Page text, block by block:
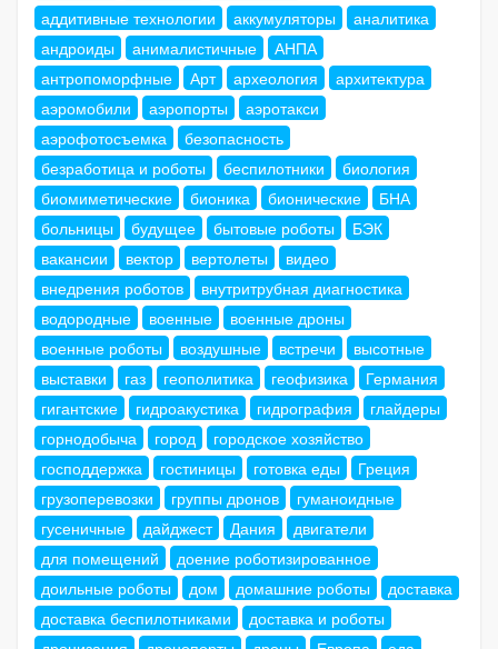
аддитивные технологии
аккумуляторы
аналитика
андроиды
анималистичные
АНПА
антропоморфные
Арт археология
архитектура
аэромобили
аэропорты
аэротакси
аэрофотосъемка
безопасность
безработица и роботы
беспилотники
биология
биомиметические
бионика бионические
БНА
больницы
будущее бытовые роботы
БЭК
вакансии
вектор вертолеты
видео
внедрения роботов
внутритрубная диагностика
водородные
военные
военные дроны
военные роботы
воздушные встречи
высотные
выставки
газ геополитика геофизика
Германия
гигантские
гидроакустика гидрография
глайдеры
горнодобыча
город
городское хозяйство
господдержка
гостиницы готовка еды
Греция
грузоперевозки
группы дронов
гуманоидные
гусеничные
дайджест Дания
двигатели
для помещений
доение роботизированное
доильные роботы
дом домашние роботы
доставка
доставка беспилотниками
доставка и роботы